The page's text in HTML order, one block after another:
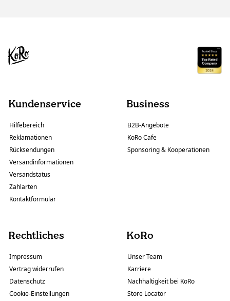
Kundenservice
Hilfebereich
Reklamationen
Rücksendungen
Versandinformationen
Versandstatus
Zahlarten
Kontaktformular
Business
B2B-Angebote
KoRo Cafe
Sponsoring & Kooperationen
Rechtliches
Impressum
Vertrag widerrufen
Datenschutz
Cookie-Einstellungen
KoRo
Unser Team
Karriere
Nachhaltigkeit bei KoRo
Store Locator